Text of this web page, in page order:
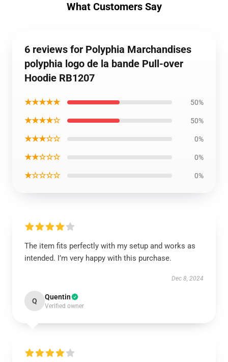
What Customers Say
6 reviews for Polyphia Marchandises
polyphia logo de la bande Pull-over
Hoodie RB1207
★★★★★ 50%
★★★★☆ 50%
★★★☆☆ 0%
★★☆☆☆ 0%
★☆☆☆☆ 0%
The item fits perfectly with my setup and works as
intended. I’m very happy with this purchase.
Dec 8, 2024
Q Quentin
Verified owner